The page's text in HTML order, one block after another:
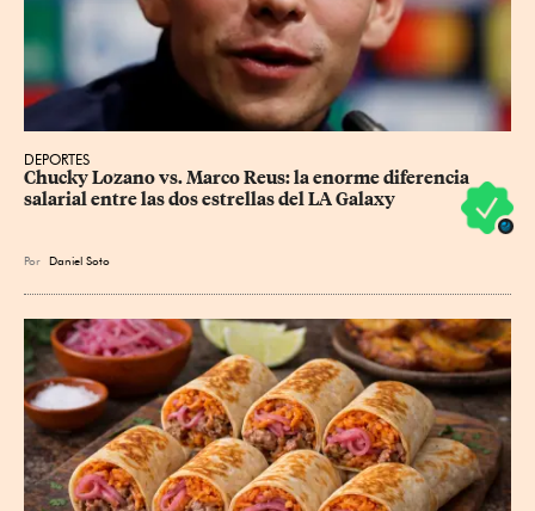
DEPORTES
Chucky Lozano vs. Marco Reus: la enorme diferencia
salarial entre las dos estrellas del LA Galaxy
Por Daniel Soto